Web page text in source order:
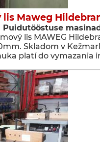
lis Maweg
Puidutööstuse
lis MAWEG
Skladom v
platí do vymazania